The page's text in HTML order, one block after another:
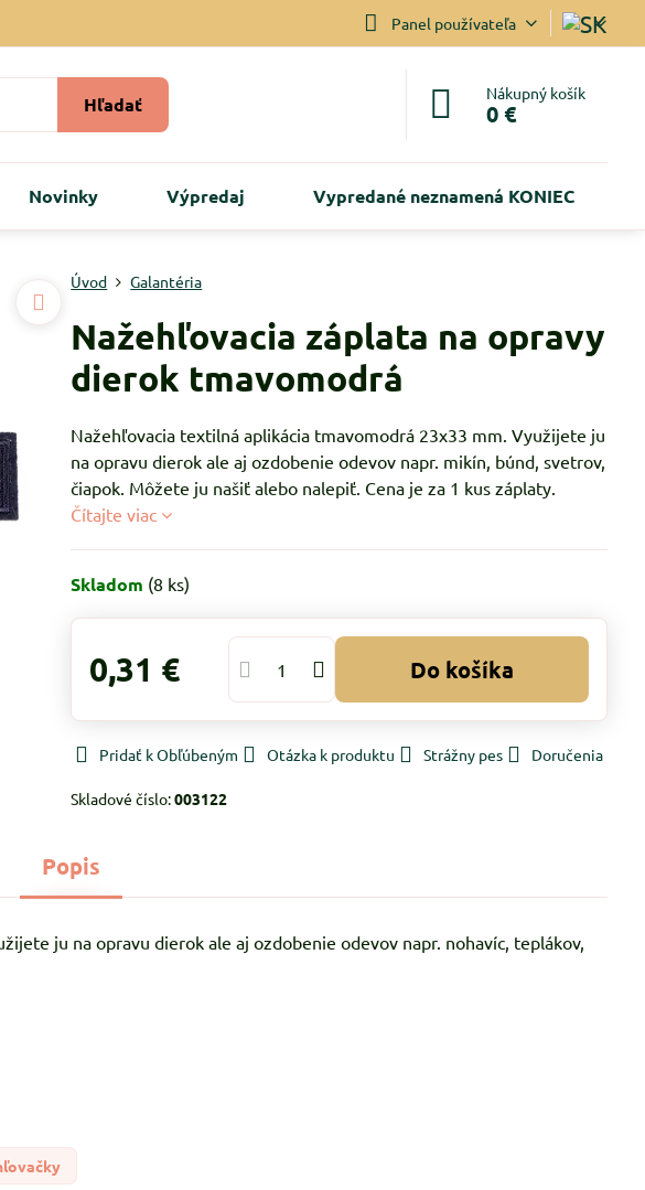
Panel používateľa
Hľadať Nákupný košík
0 €
Novinky Výpredaj Vypredané neznamená KONIEC
Úvod Galantéria
Nažehľovacia záplata na opravy
dierok tmavomodrá
Nažehľovacia textilná aplikácia tmavomodrá 23x33 mm. Využijete ju
na opravu dierok ale aj ozdobenie odevov napr. mikín, búnd, svetrov,
čiapok. Môžete ju našiť alebo nalepiť. Cena je za 1 kus záplaty.
Čítajte viac
Skladom (8 ks)
0,31 € Do košíka
Pridať k Obľúbeným Otázka k produktu Strážny pes Doručenia
Skladové číslo:003122
Popis
ju na opravu dierok ale aj ozdobenie odevov napr. nohavíc, teplákov,